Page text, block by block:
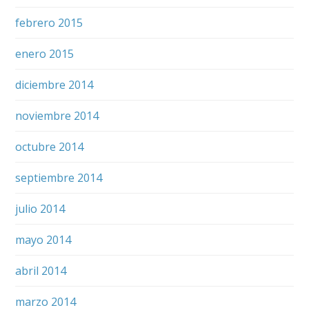
febrero 2015
enero 2015
diciembre 2014
noviembre 2014
octubre 2014
septiembre 2014
julio 2014
mayo 2014
abril 2014
marzo 2014